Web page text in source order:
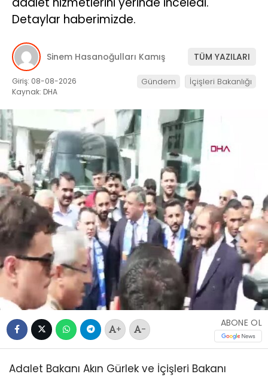
Detaylar haberimizde.
Sinem Hasanoğulları Kamış TÜM YAZILARI
Giriş: 08-08-2026
Kaynak: DHA
Gündem İçişleri Bakanlığı
+ -
ABONE OL
Adalet Bakanı Akın Gürlek ve İçişleri Bakanı